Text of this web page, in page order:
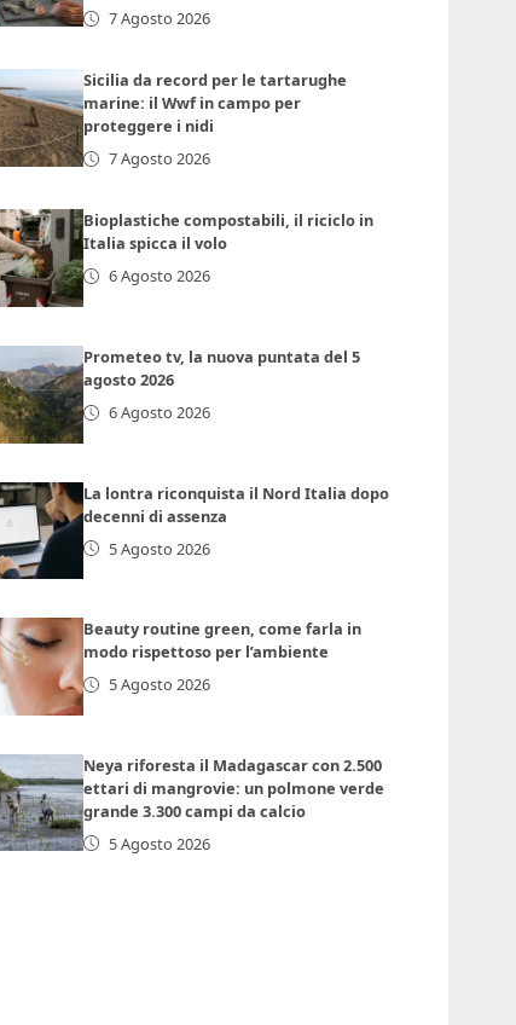
7 Agosto 2026
Sicilia da record per le tartarughe
marine: il Wwf in campo per
proteggere i nidi
7 Agosto 2026
Bioplastiche compostabili, il riciclo in
Italia spicca il volo
6 Agosto 2026
Prometeo tv, la nuova puntata del 5
agosto 2026
6 Agosto 2026
La lontra riconquista il Nord Italia dopo
decenni di assenza
5 Agosto 2026
Beauty routine green, come farla in
modo rispettoso per l’ambiente
5 Agosto 2026
Neya riforesta il Madagascar con 2.500
ettari di mangrovie: un polmone verde
grande 3.300 campi da calcio
5 Agosto 2026